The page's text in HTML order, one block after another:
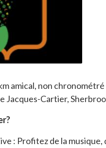
amical, non chronométré
Jacques-Cartier,
: Profitez de la